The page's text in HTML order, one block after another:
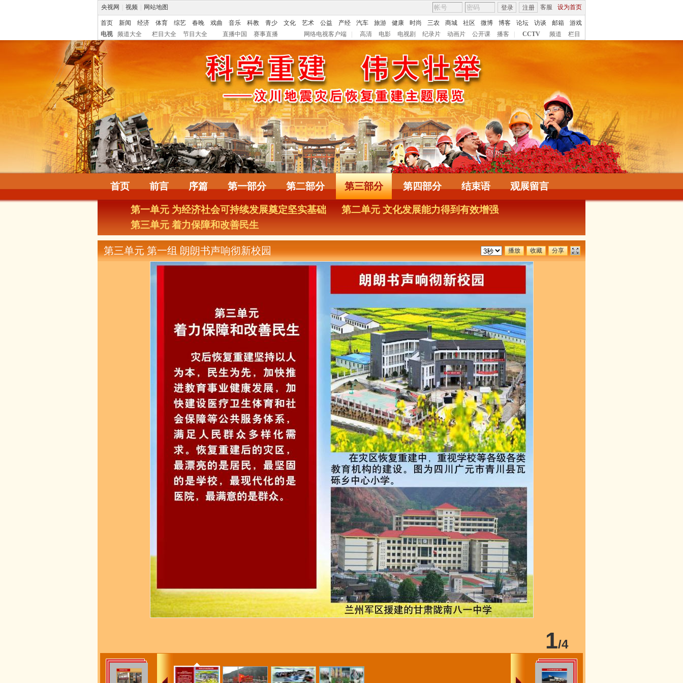
央视网 视频 网站地图 客服 设为首页
登录 注册
首页 新闻 经济 体育 综艺 春晚 戏曲 音乐 科教 青少 文化 艺术 公益 产经 汽车 旅游 健康 时尚 三农 商城 社区 微博 博客 论坛 访谈 邮箱
游戏
电视
频道大全 栏目大全 节目大全 直播中国 赛事直播 网络电视客户端 高清 电影 电视剧 纪录片 动画片 公开课 播客 CCTV 频道 栏目
首页 前言 序篇 第一部分 第二部分 第三部分 第四部分 结束语 观展留言
第一单元 为经济社会可持续发展奠定坚实基础
第二单元 文化发展能力得到有效增强
第三单元 着力保障和改善民生
第三单元 第一组 朗朗书声响彻新校园 播放 收藏 分享
1/4